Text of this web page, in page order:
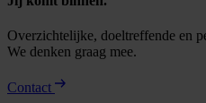
Overzichtelijke, doeltreffende en
We denken graag mee.
Contact